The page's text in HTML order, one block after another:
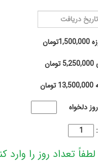
1,500,000تومان
5,250,000تومان
13,500,000تومان
دلخواه
لطفاً تعداد روز را وارد